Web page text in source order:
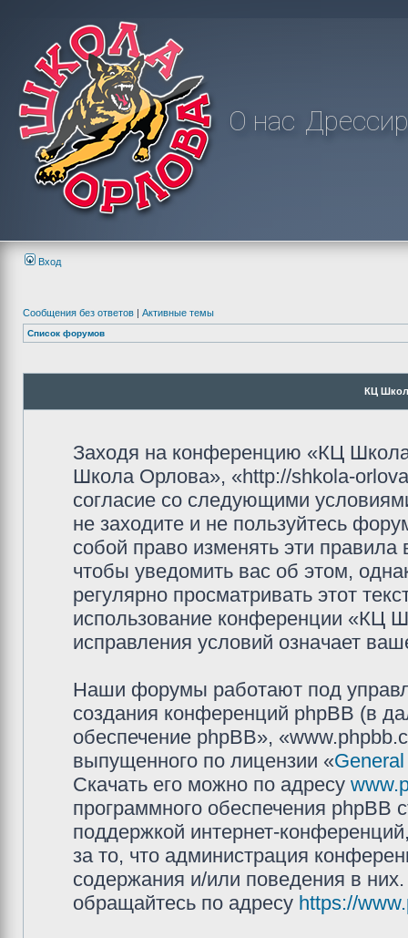
О нас
Вход
Сообщения без ответов | Активные темы
Список форумов
КЦ
Заходя на конференцию «КЦ
Школа Орлова», «http://shkola-
согласие со следующими
не заходите и не пользуйтесь
собой право изменять эти
чтобы уведомить вас об этом,
регулярно просматривать этот
использование конференции «КЦ
исправления условий означает
Наши форумы работают под
создания конференций phpBB (в
обеспечение phpBB»,
выпущенного по лицензии «
Скачать его можно по адресу
программного обеспечения phpBB
поддержкой интернет-
за то, что администрация
содержания и/или поведения в
обращайтесь по адресу https://